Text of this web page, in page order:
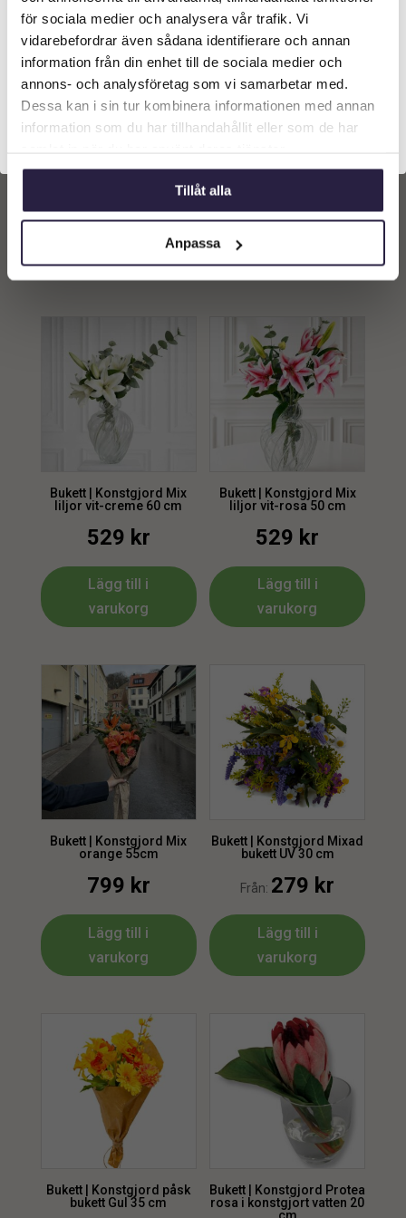
för sociala medier och analysera vår trafik. Vi
vidarebefordrar även sådana identifierare och annan
information från din enhet till de sociala medier och
annons- och analysföretag som vi samarbetar med.
Dessa kan i sin tur kombinera informationen med annan
information som du har tillhandahållit eller som de har
Tillåt alla
Anpassa
varukorg
varukorg
Bukett | Konstgjord Mix
liljor vit-creme 60 cm
529 kr
Lägg till i
varukorg
Bukett | Konstgjord Mix
liljor vit-rosa 50 cm
529 kr
Lägg till i
varukorg
Bukett | Konstgjord Mix
orange 55cm
799 kr
Lägg till i
varukorg
Bukett | Konstgjord Mixad
bukett UV 30 cm
Från: 279 kr
Lägg till i
varukorg
Bukett | Konstgjord påsk
bukett Gul 35 cm
Bukett | Konstgjord Protea
rosa i konstgjort vatten 20
Vilken typ av kund är du? Du kan alltid justera ditt val
längst upp på sidan.
Företagskund (exkl. moms)
Privatkund (inkl. moms)